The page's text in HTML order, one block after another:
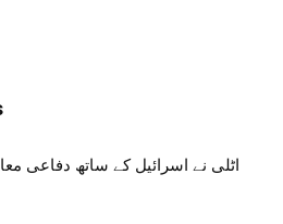
اٹلی نے اسرائیل کے ساتھ دفاعی